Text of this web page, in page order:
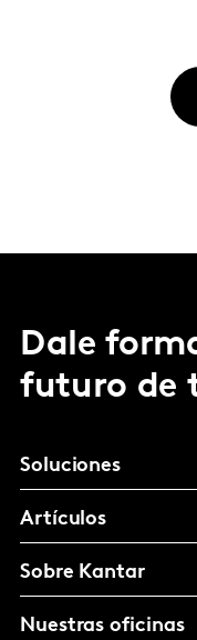
Dale
futuro de
Soluciones
Artículos
Sobre Kantar
Nuestras oficinas